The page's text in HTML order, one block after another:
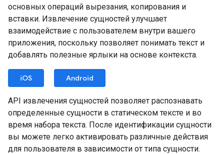
основных операций вырезания, копирования и
вставки. Извлечение сущностей улучшает
взаимодействие с пользователем внутри вашего
приложения, поскольку позволяет понимать текст и
добавлять полезные ярлыки на основе контекста.
iOS Android
API извлечения сущностей позволяет распознавать
определенные сущности в статическом тексте и во
время набора текста. После идентификации сущности
вы можете легко активировать различные действия
для пользователя в зависимости от типа сущности.